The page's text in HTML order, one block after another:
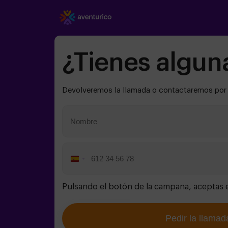
¿Tienes
Devolveremos la llamada o contactaremos
Spain
Pulsando el botón de la campana,
Pedir la